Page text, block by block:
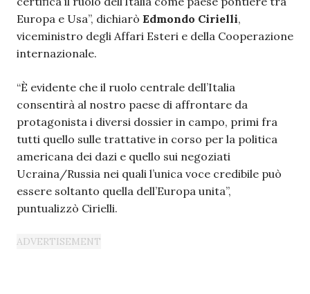
Europa e Usa”, dichiarò Edmondo Cirielli,
viceministro degli Affari Esteri e della Cooperazione
internazionale.
“È evidente che il ruolo centrale dell’Italia
consentirà al nostro paese di affrontare da
protagonista i diversi dossier in campo, primi fra
tutti quello sulle trattative in corso per la politica
americana dei dazi e quello sui negoziati
Ucraina/Russia nei quali l’unica voce credibile può
essere soltanto quella dell’Europa unita”,
puntualizzò Cirielli.